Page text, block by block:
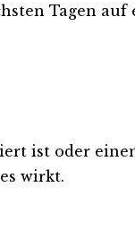
Tagen
ist oder
wirkt.